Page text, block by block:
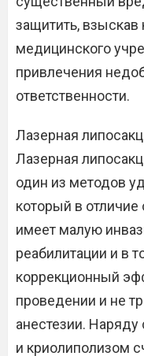
защитить,
медицинского
привлечения
ответственности.
Лазерная
Лазерная
один из методов
который в отличие
имеет малую
реабилитации и в
коррекционный
проведении и не
анестезии. Наряду
и криолиполизом